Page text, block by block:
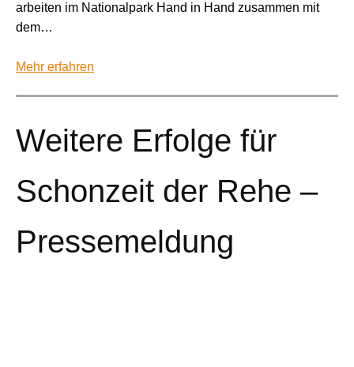
arbeiten im Nationalpark Hand in Hand zusammen mit
dem…
Mehr erfahren
Weitere Erfolge für
Schonzeit der Rehe –
Pressemeldung